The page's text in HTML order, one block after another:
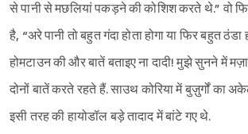
से पानी से मछलियां पकड़ने की कोशिश करते थे.” वो
है, “अरे पानी तो बहुत गंदा होता होगा या फिर बहुत ठंडा
होमटाउन की और बातें बताइए ना दादी! मुझे सुनने में
दोनों बातें करते रहते हैं. साउथ कोरिया में बुज़ुर्गों का
इसी तरह की हायोडॉल बड़े तादाद में बांटे गए थे.